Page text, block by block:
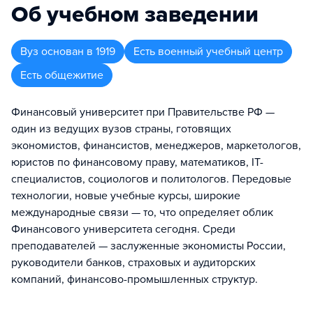
Об учебном заведении
Вуз основан в 1919
Есть военный учебный центр
Есть общежитие
Финансовый университет при Правительстве РФ —
один из ведущих вузов страны, готовящих
экономистов, финансистов, менеджеров, маркетологов,
юристов по финансовому праву, математиков, IT-
специалистов, социологов и политологов. Передовые
технологии, новые учебные курсы, широкие
международные связи — то, что определяет облик
Финансового университета сегодня. Среди
преподавателей — заслуженные экономисты России,
руководители банков, страховых и аудиторских
компаний, финансово-промышленных структур.